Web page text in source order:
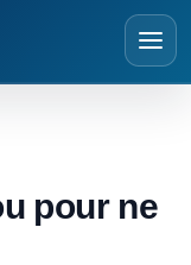
pour ne